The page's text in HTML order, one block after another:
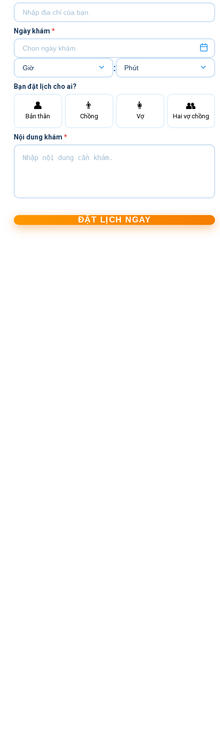
Ngày khám *
:
Bạn đặt lịch cho ai?
👤
Bản thân
👨
Chồng
👩
Vợ
👥
Hai vợ chồng
Nội dung khám *
ĐẶT LỊCH NGAY